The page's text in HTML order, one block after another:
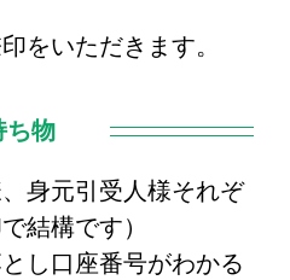
をいただきます。
ち物
身元引受人様それぞ
結構です）
し口座番号がわかる